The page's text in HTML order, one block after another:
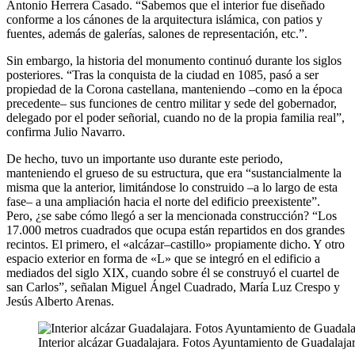
Antonio Herrera Casado. “Sabemos que el interior fue diseñado
conforme a los cánones de la arquitectura islámica, con patios y
fuentes, además de galerías, salones de representación, etc.”.
Sin embargo, la historia del monumento continuó durante los siglos
posteriores. “Tras la conquista de la ciudad en 1085, pasó a ser
propiedad de la Corona castellana, manteniendo –como en la época
precedente– sus funciones de centro militar y sede del gobernador,
delegado por el poder señorial, cuando no de la propia familia real”,
confirma Julio Navarro.
De hecho, tuvo un importante uso durante este periodo,
manteniendo el grueso de su estructura, que era “sustancialmente la
misma que la anterior, limitándose lo construido –a lo largo de esta
fase– a una ampliación hacia el norte del edificio preexistente”.
Pero, ¿se sabe cómo llegó a ser la mencionada construcción? “Los
17.000 metros cuadrados que ocupa están repartidos en dos grandes
recintos. El primero, el «alcázar–castillo» propiamente dicho. Y otro
espacio exterior en forma de «L» que se integró en el edificio a
mediados del siglo XIX, cuando sobre él se construyó el cuartel de
san Carlos”, señalan Miguel Ángel Cuadrado, María Luz Crespo y
Jesús Alberto Arenas.
Interior alcázar Guadalajara. Fotos Ayuntamiento de